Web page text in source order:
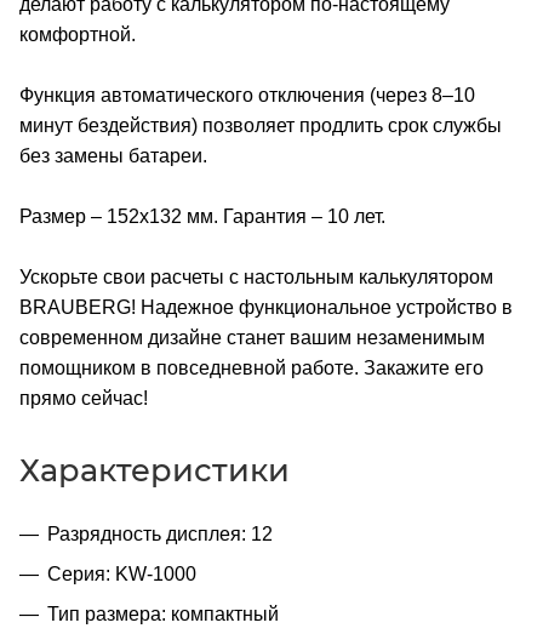
делают работу с калькулятором по-настоящему
комфортной.
Функция автоматического отключения (через 8–10
минут бездействия) позволяет продлить срок службы
без замены батареи.
Размер – 152х132 мм. Гарантия – 10 лет.
Ускорьте свои расчеты с настольным калькулятором
BRAUBERG! Надежное функциональное устройство в
современном дизайне станет вашим незаменимым
помощником в повседневной работе. Закажите его
прямо сейчас!
Характеристики
Разрядность дисплея: 12
Серия: KW-1000
Тип размера: компактный